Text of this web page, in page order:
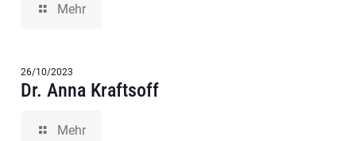
Mehr
26/10/2023
Dr. Anna Kraftsoff
Mehr